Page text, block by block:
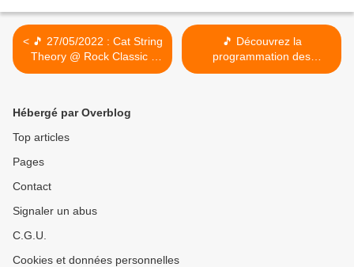
< 🎵 27/05/2022 : Cat String
Theory @ Rock Classic -
55, rue Maché au Charbon
entrance
🎵 Découvrez la
programmation des
CONCERTS du mois de juin
Hébergé par Overblog
Top articles
Pages
Contact
Signaler un abus
C.G.U.
Cookies et données personnelles